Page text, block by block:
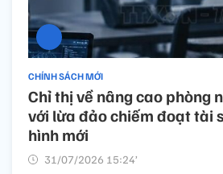
CHÍNH SÁCH MỚI
Chỉ thị về nâng cao phòng
với lừa đảo chiếm đoạt tài
hình mới
31/07/2026 15:24’